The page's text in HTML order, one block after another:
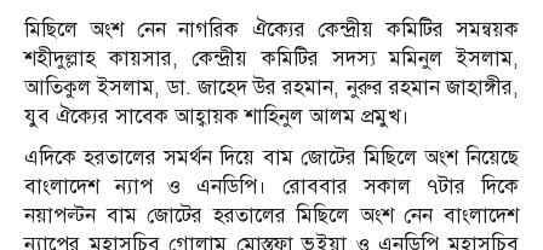
মিছিলে অংশ নেন নাগরিক ঐক্যের কেন্দ্রীয় কমিটির সমন্বয়ক
শহীদুল্লাহ কায়সার, কেন্দ্রীয় কমিটির সদস্য মমিনুল ইসলাম,
আতিকুল ইসলাম, ডা. জাহেদ উর রহমান, নুরুর রহমান জাহাঙ্গীর,
যুব ঐক্যের সাবেক আহ্বায়ক শাহিনুল আলম প্রমুখ।
এদিকে হরতালের সমর্থন দিয়ে বাম জোটের মিছিলে অংশ নিয়েছে
বাংলাদেশ ন্যাপ ও এনডিপি। রোববার সকাল ৭টার দিকে
নয়াপল্টন বাম জোটের হরতালের মিছিলে অংশ নেন বাংলাদেশ
ন্যাপের মহাসচিব গোলাম মোস্তফা ভুইয়া ও এনডিপি মহাসচিব